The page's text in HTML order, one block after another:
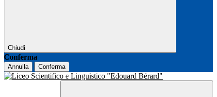
Chiudi
Conferma
Annulla Conferma